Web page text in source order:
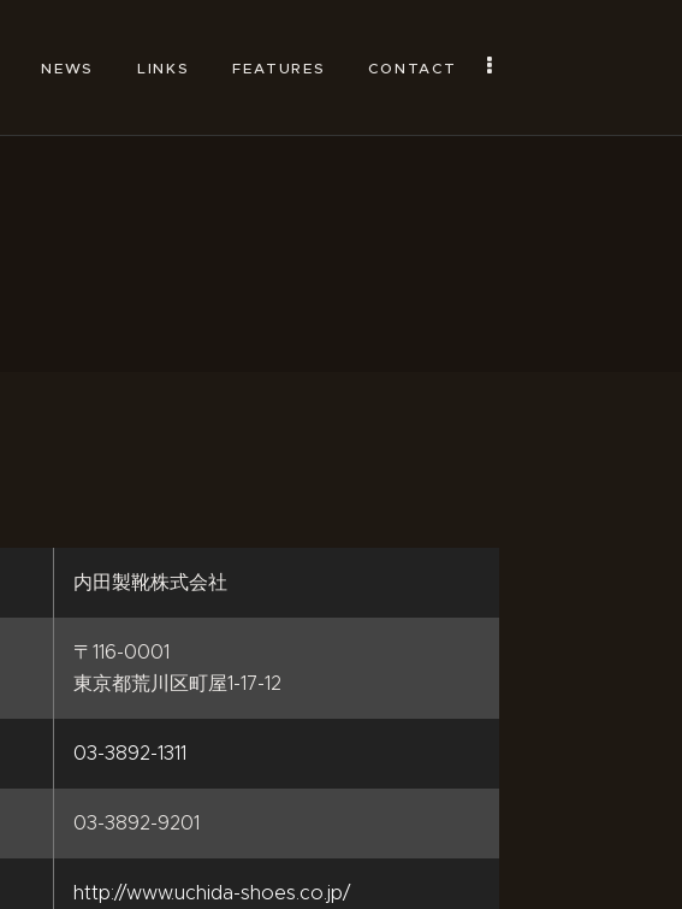
NEWS LINKS FEATURES CONTACT
内田製靴株式会社
〒116-0001
東京都荒川区町屋1-17-12
03-3892-1311
03-3892-9201
http://www.uchida-shoes.co.jp/